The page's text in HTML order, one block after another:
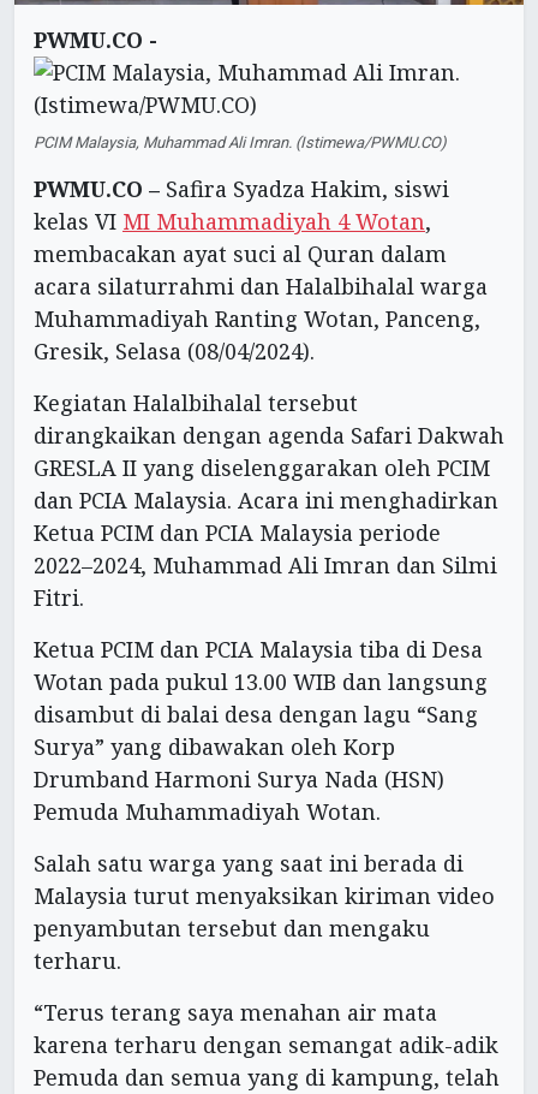
PWMU.CO -
PCIM Malaysia, Muhammad Ali Imran. (Istimewa/PWMU.CO)
PWMU.CO – Safira Syadza Hakim, siswi
kelas VI MI Muhammadiyah 4 Wotan,
membacakan ayat suci al Quran dalam
acara silaturrahmi dan Halalbihalal warga
Muhammadiyah Ranting Wotan, Panceng,
Gresik, Selasa (08/04/2024).
Kegiatan Halalbihalal tersebut
dirangkaikan dengan agenda Safari Dakwah
GRESLA II yang diselenggarakan oleh PCIM
dan PCIA Malaysia. Acara ini menghadirkan
Ketua PCIM dan PCIA Malaysia periode
2022–2024, Muhammad Ali Imran dan Silmi
Fitri.
Ketua PCIM dan PCIA Malaysia tiba di Desa
Wotan pada pukul 13.00 WIB dan langsung
disambut di balai desa dengan lagu “Sang
Surya” yang dibawakan oleh Korp
Drumband Harmoni Surya Nada (HSN)
Pemuda Muhammadiyah Wotan.
Salah satu warga yang saat ini berada di
Malaysia turut menyaksikan kiriman video
penyambutan tersebut dan mengaku
terharu.
“Terus terang saya menahan air mata
karena terharu dengan semangat adik-adik
Pemuda dan semua yang di kampung, telah